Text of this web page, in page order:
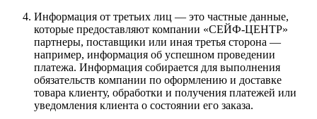
Информация от третьих лиц — это частные данные,
которые предоставляют компании «СЕЙФ-ЦЕНТР»
партнеры, поставщики или иная третья сторона —
например, информация об успешном проведении
платежа. Информация собирается для выполнения
обязательств компании по оформлению и доставке
товара клиенту, обработки и получения платежей или
уведомления клиента о состоянии его заказа.